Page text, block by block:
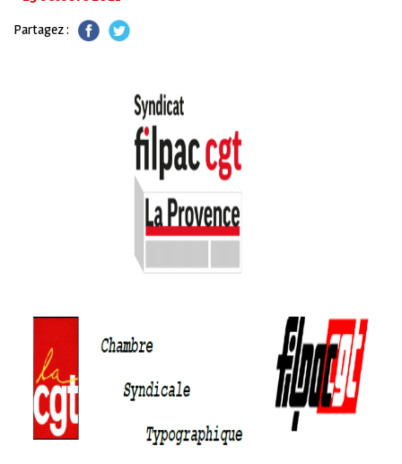
Partagez :